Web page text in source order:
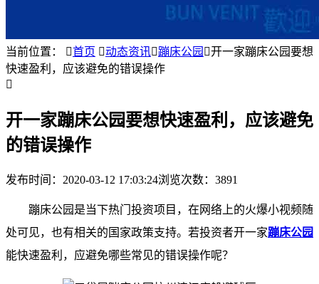
当前位置： 首页 动态资讯蹦床公园 开一家蹦床公园要想
快速盈利，应该避免的错误操作

开一家蹦床公园要想快速盈利，应该避免
的错误操作
发布时间： 2020-03-12 17:03:24浏览次数：3891
蹦床公园是当下热门投资项目，在网络上的火爆小视频随
处可见，也有相关的国家政策支持。若投资者开一家蹦床公园
能快速盈利，应避免哪些常见的错误操作呢？